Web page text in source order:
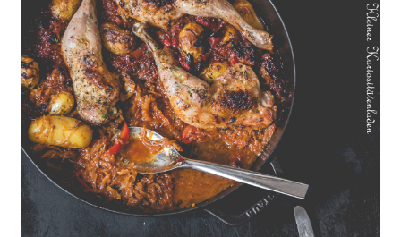
Geschmorte Hähnchenschenkel auf Paprikakraut und kleinen
Kartoffeln